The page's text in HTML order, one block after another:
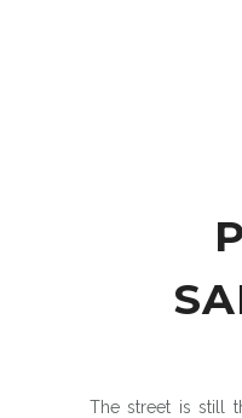
The street is still